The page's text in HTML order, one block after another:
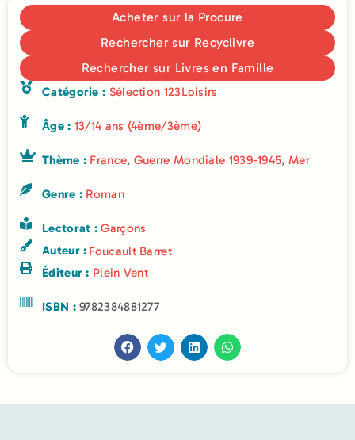
Acheter sur la Procure
Rechercher sur Recyclivre
Rechercher sur Livres en Famille
Catégorie : Sélection 123Loisirs
Âge : 13/14 ans (4ème/3ème)
Thème : France, Guerre Mondiale 1939-1945, Mer
Genre : Roman
Lectorat :Garçons
Auteur : Foucault Barret
Éditeur : Plein Vent
ISBN :9782384881277